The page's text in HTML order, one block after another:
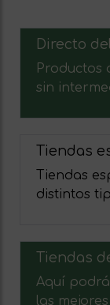
Directo
Productos
sin
Tiendas
Tiendas
distintos
Tiendas
Aquí
las